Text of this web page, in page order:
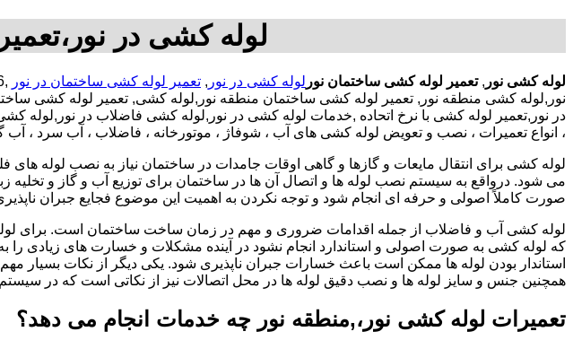
لوله کشی در
لوله کشی نور ,تعمیر لوله کشی ساختمان نور لوله کشی در نور , تعمیر لوله کشی ساختمان در نور
نور,لوله کشی منطقه نور, تعمیر لوله کشی ساختمان منطقه نور,لوله کشی, تعمیر لوله کشی
در نور,تعمیر لوله کشی با نرخ اتحاده ,خدمات لوله کشی در نور,لوله کشی فاضلاب در
، انواع تعمیرات ، نصب و تعویض لوله کشی های آب ، شوفاژ ، موتورخانه ، فاضلاب ، آب سرد ،
لوله کشی برای انتقال مایعات و گازها و گاهی اوقات جامدات در ساختمان نیاز به نصب لوله
می شود. درواقع به سیستم نصب لوله ها و اتصال آن ها در ساختمان برای توزیع آب و گاز و تخلیه
صورت کاملاً اصولی و حرفه ای انجام شود و توجه نکردن به اهمیت این موضوع فجایع جبران
لوله کشی آب و فاضلاب از جمله اقدامات ضروری و مهم در زمان ساخت ساختمان است. برای
که لوله کشی به صورت اصولی و استاندارد انجام نشود در آینده مشکلات و خسارت های زیادی را
استاندار بودن لوله ها ممکن است باعث خسارات جبران ناپذیری شود. یکی دیگر از نکات بسیار
همچنین جنس و سایز لوله ها و نصب دقیق لوله ها در محل اتصالات نیز از نکاتی است که در
تعمیرات لوله کشی نور،,منطقه نور چه خدمات انجام می دهد؟